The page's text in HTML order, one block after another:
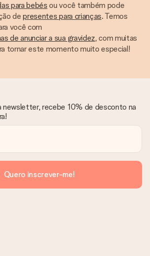
para bebés ou você também pode
depresentes para crianças. Temos
você com
de anunciar a sua gravidez, com muitas
tornar este momento muito especial!
newsletter, recebe 10% de desconto na
Quero inscrever-me!